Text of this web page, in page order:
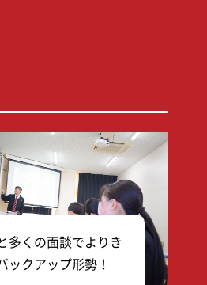
多くの面談でよりき
ックアップ形勢！